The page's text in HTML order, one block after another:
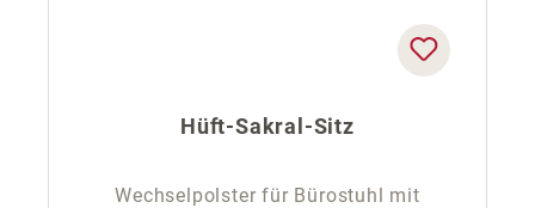
Hüft-Sakral-Sitz
Wechselpolster für Bürostuhl mit